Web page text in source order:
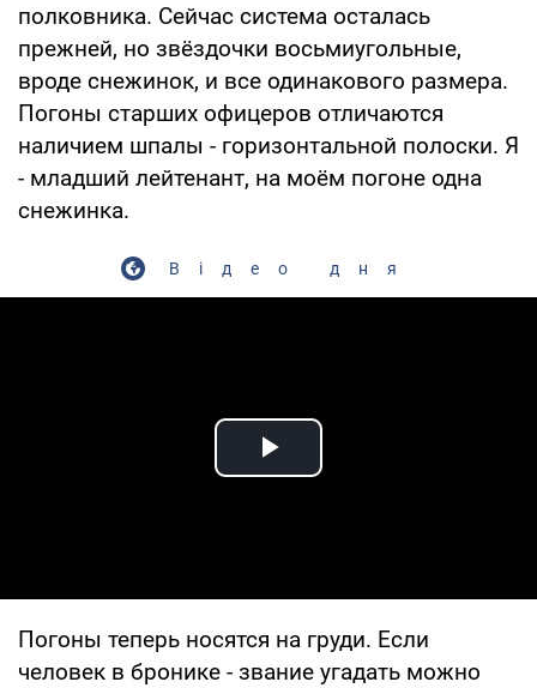
полковника. Сейчас система осталась
прежней, но звёздочки восьмиугольные,
вроде снежинок, и все одинакового размера.
Погоны старших офицеров отличаются
наличием шпалы - горизонтальной полоски. Я
- младший лейтенант, на моём погоне одна
снежинка.
Відео дня
Play Video
Погоны теперь носятся на груди. Если
человек в бронике - звание угадать можно